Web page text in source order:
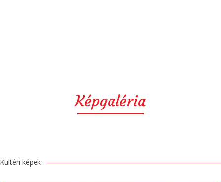
Képgaléria
Kültéri képek